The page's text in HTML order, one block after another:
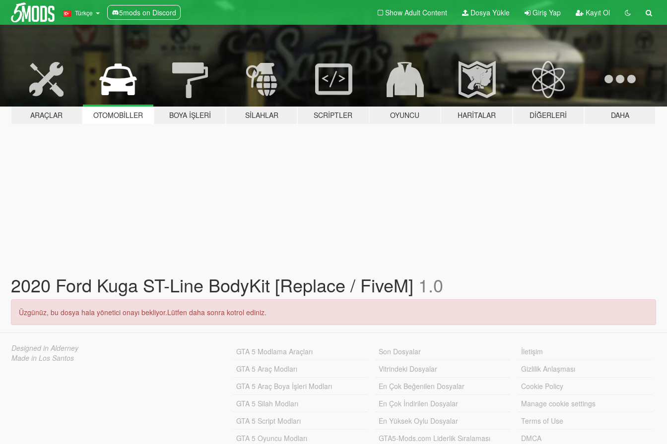
Türkçe 5mods on Discord Show Adult Content Dosya Yükle Giriş Yap Kayıt Ol
ARAÇLAR OTOMOBILLER BOYA İŞLERI SILAHLAR SCRIPTLER OYUNCU HARITALAR DIĞERLERI DAHA
2020 Ford Kuga ST-Line BodyKit [Replace / FiveM] 1.0
Üzgünüz, bu dosya hala yönetici onayı bekliyor.Lütfen daha sonra kotrol ediniz.
Designed in Alderney
Made in Los Santos
GTA 5 Modlama Araçları
GTA 5 Araç Modları
GTA 5 Araç Boya İşleri Modları
GTA 5 Silah Modları
GTA 5 Script Modları
GTA 5 Oyuncu Modları
Son Dosyalar
Vitrindeki Dosyalar
En Çok Beğenilen Dosyalar
En Çok İndirilen Dosyalar
En Yüksek Oylu Dosyalar
GTA5-Mods.com Liderlik Sıralaması
İletişim
Gizlilik Anlaşması
Cookie Policy
Manage cookie settings
Terms of Use
DMCA